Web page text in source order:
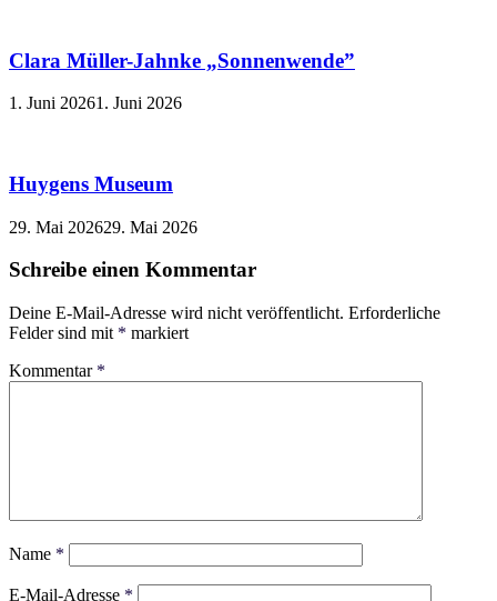
Clara Müller-Jahnke „Sonnenwende”
1. Juni 20261. Juni 2026
Huygens Museum
29. Mai 202629. Mai 2026
Schreibe einen Kommentar
Deine E-Mail-Adresse wird nicht veröffentlicht. Erforderliche
Felder sind mit * markiert
Kommentar *
Name *
E-Mail-Adresse *